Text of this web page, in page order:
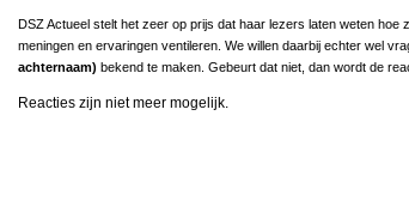
DSZ Actueel stelt het zeer op prijs dat haar lezers laten weten
meningen en ervaringen ventileren. We willen daarbij echter wel
achternaam) bekend te maken. Gebeurt dat niet, dan wordt de
Reacties zijn niet meer mogelijk.